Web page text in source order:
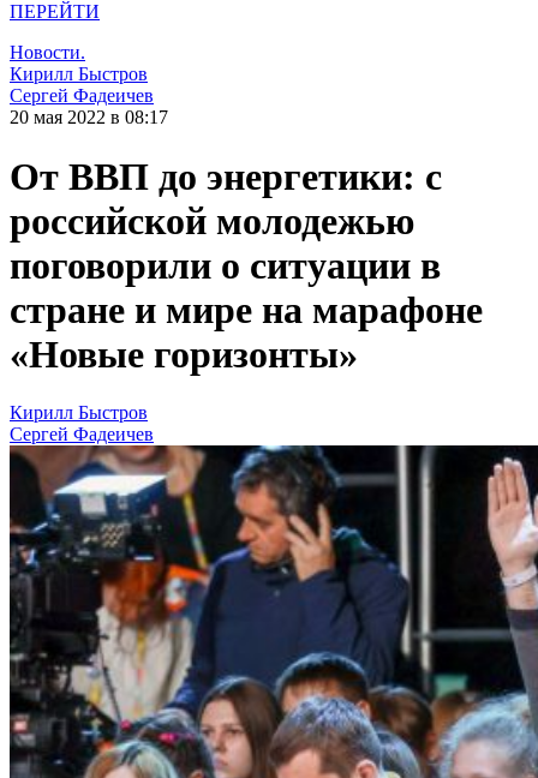
ПЕРЕЙТИ
Новости.
Кирилл Быстров
Сергей Фадеичев
20 мая 2022 в 08:17
От ВВП до энергетики: с
российской молодежью
поговорили о ситуации в
стране и мире на марафоне
«Новые горизонты»
Кирилл Быстров
Сергей Фадеичев